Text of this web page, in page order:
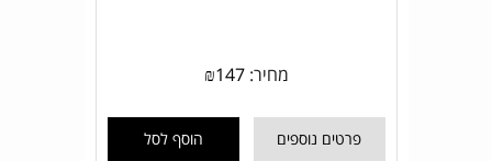
מחיר: ₪147
פרטים נוספים הוסף לסל